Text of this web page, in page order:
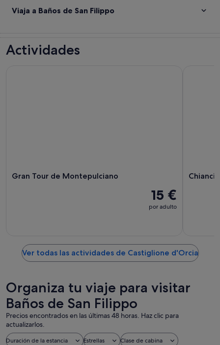
Viaja a Baños de San Filippo
Actividades
Gran Tour de Montepulciano
15 €
por adulto
Ver todas las actividades de Castiglione d'Orcia
Organiza tu viaje para visitar
Baños de San Filippo
Precios encontrados en las últimas 48 horas. Haz clic para
actualizarlos.
Duración de la estancia Estrellas
Clase de cabina